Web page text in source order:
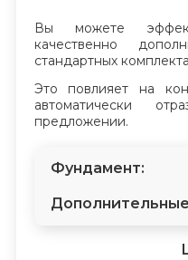
Вы можете
качественно
стандартных
Это повлияет на
автоматически
предложении.
Фундамент: